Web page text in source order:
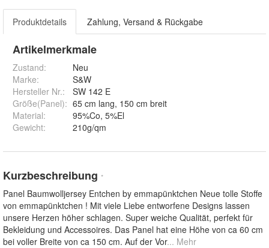
Produktdetails Zahlung, Versand & Rückgabe
Artikelmerkmale
Zustand:
Neu
Marke:
S&W
Hersteller Nr.:
SW 142 E
Größe(Panel): 65 cm lang, 150 cm breit
Material:
95%Co, 5%El
Gewicht: 210g/qm
Kurzbeschreibung *
Panel Baumwolljersey Entchen by emmapünktchen Neue tolle Stoffe
von emmapünktchen ! Mit viele Liebe entworfene Designs lassen
unsere Herzen höher schlagen. Super weiche Qualität, perfekt für
Bekleidung und Accessoires. Das Panel hat eine Höhe von ca 60 cm
bei voller Breite von ca 150 cm. Auf der Vor... Mehr